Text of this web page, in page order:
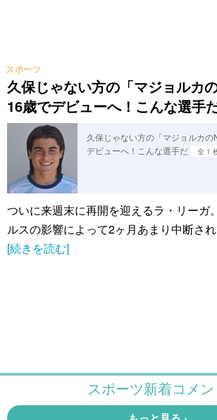
久保じゃない方の「マジョルカ
16歳でデビューへ！こんな選手
スポーツ
久保じゃない方の「マジョルカ
デビューへ！こんな選手だ
全 1
ついに来週末に再開を迎えるラ・リーガ
ルスの影響によって2ヶ月あまり中断さ
[続きを読む]